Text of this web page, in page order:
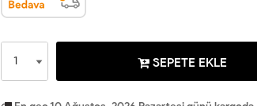
SEPETE EKLE